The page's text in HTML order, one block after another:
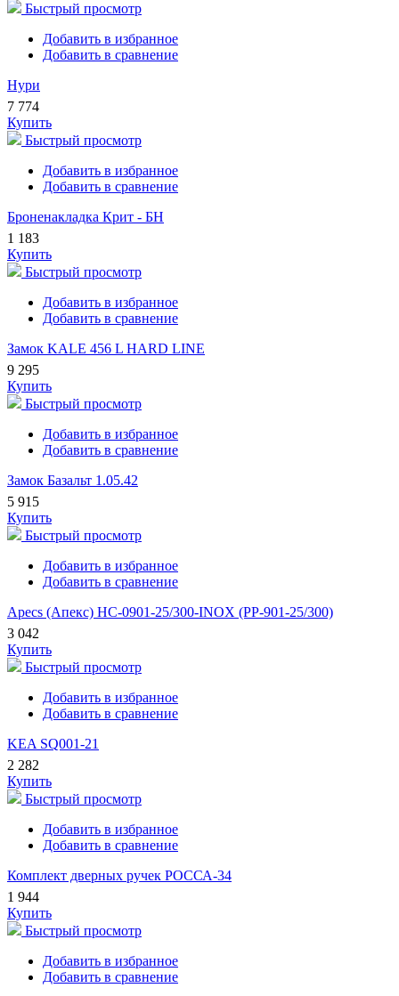
Быстрый просмотр
Добавить в избранное
Добавить в сравнение
Нури
7 774
Купить
Быстрый просмотр
Добавить в избранное
Добавить в сравнение
Броненакладка Крит - БН
1 183
Купить
Быстрый просмотр
Добавить в избранное
Добавить в сравнение
Замок KALE 456 L HARD LINE
9 295
Купить
Быстрый просмотр
Добавить в избранное
Добавить в сравнение
Замок Базальт 1.05.42
5 915
Купить
Быстрый просмотр
Добавить в избранное
Добавить в сравнение
Apecs (Апекс) HC-0901-25/300-INOX (PP-901-25/300)
3 042
Купить
Быстрый просмотр
Добавить в избранное
Добавить в сравнение
KEA SQ001-21
2 282
Купить
Быстрый просмотр
Добавить в избранное
Добавить в сравнение
Комплект дверных ручек РОССА-34
1 944
Купить
Быстрый просмотр
Добавить в избранное
Добавить в сравнение